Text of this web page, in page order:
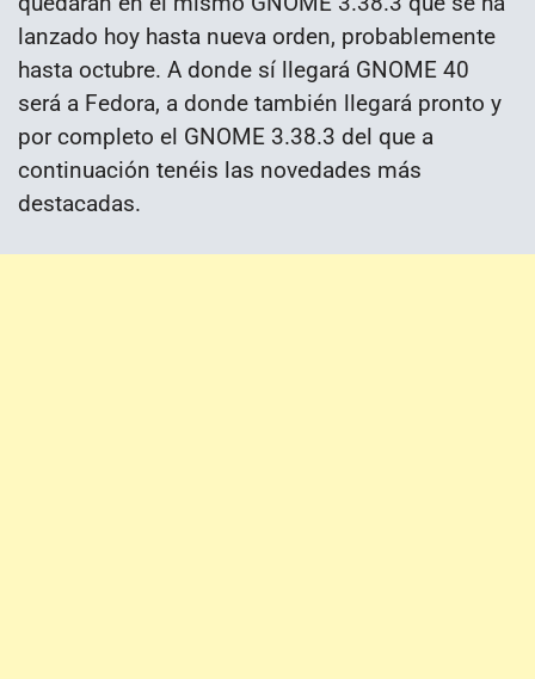
lanzado hoy hasta nueva orden, probablemente
hasta octubre. A donde sí llegará GNOME 40
será a Fedora, a donde también llegará pronto y
por completo el GNOME 3.38.3 del que a
continuación tenéis las novedades más
destacadas.